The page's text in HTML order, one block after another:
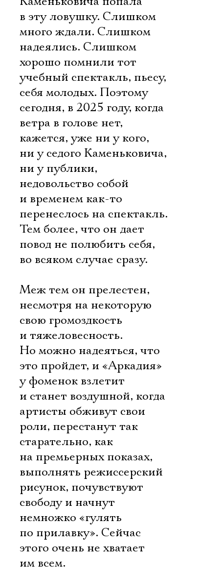
в эту ловушку. Слишком
много ждали. Слишком
надеялись. Слишком
хорошо помнили тот
учебный спектакль, пьесу,
себя молодых. Поэтому
сегодня, в 2025 году, когда
ветра в голове нет,
кажется, уже ни у кого,
ни у седого Каменьковича,
ни у публики,
недовольство собой
и временем как-то
перенеслось на спектакль.
Тем более, что он дает
повод не полюбить себя,
во всяком случае сразу.
Меж тем он прелестен,
несмотря на некоторую
свою громоздкость
и тяжеловесность.
Но можно надеяться, что
это пройдет, и «Аркадия»
у фоменок взлетит
и станет воздушной, когда
артисты обживут свои
роли, перестанут так
старательно, как
на премьерных показах,
выполнять режиссерский
рисунок, почувствуют
свободу и начнут
немножко «гулять
по прилавку». Сейчас
этого очень не хватает
им всем.